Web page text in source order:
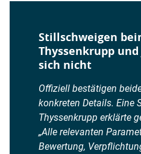
Stillschweigen
Thyssenkrupp
sich nicht
Offiziell bestätigen
konkreten Details. Eine
Thyssenkrupp erklärte
„Alle relevanten
Bewertung,